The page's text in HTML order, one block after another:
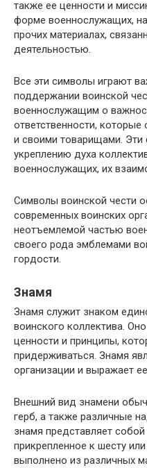
также ее ценности и
форме военнослужащих,
прочих материалах,
деятельностью.
Все эти символы играют
поддержании воинской
военнослужащим о
ответственности, которые
и своими товарищами.
укреплению духа
военнослужащих, их
Символы воинской чести
современных воинских
неотъемлемой частью
своего рода эмблемами
гордости.
Знамя
Знамя служит знаком
воинского коллектива.
ценности и принципы,
придерживаться. Знамя
организации и выражает
Внешний вид знамени
герб, а также различные
знамя представляет
прикрепленное к шесту
выполнено из различных